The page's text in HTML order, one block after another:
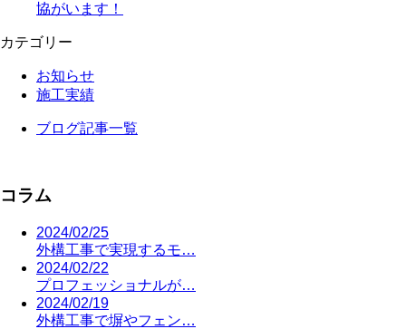
協がいます！
カテゴリー
お知らせ
施工実績
ブログ記事一覧
コラム
2024/02/25
外構工事で実現するモ…
2024/02/22
プロフェッショナルが…
2024/02/19
外構工事で塀やフェン…